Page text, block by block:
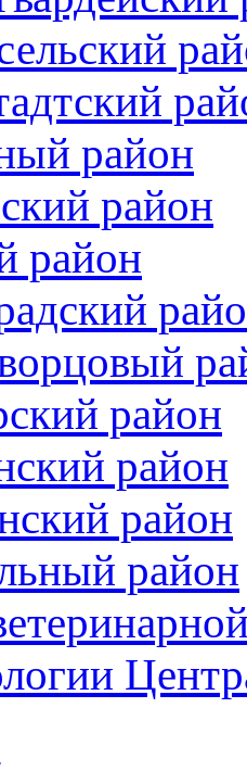
район
район
район
район
район
район
район